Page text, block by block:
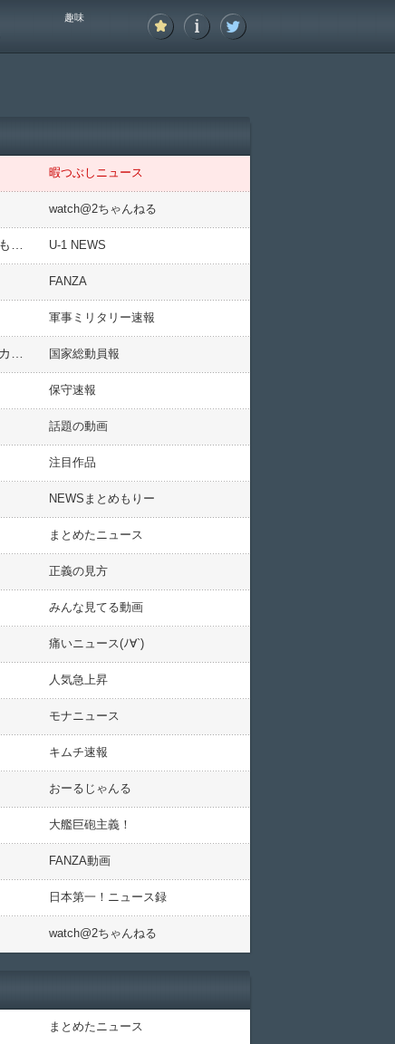
趣味
暇つぶしニュース
watch@2ちゃんねる
U-1 NEWS
FANZA
軍事ミリタリー速報
国家総動員報
保守速報
話題の動画
注目作品
NEWSまとめもりー
まとめたニュース
正義の見方
みんな見てる動画
痛いニュース(ﾉ∀`)
人気急上昇
モナニュース
キムチ速報
おーるじゃんる
大艦巨砲主義！
FANZA動画
日本第一！ニュース録
watch@2ちゃんねる
まとめたニュース